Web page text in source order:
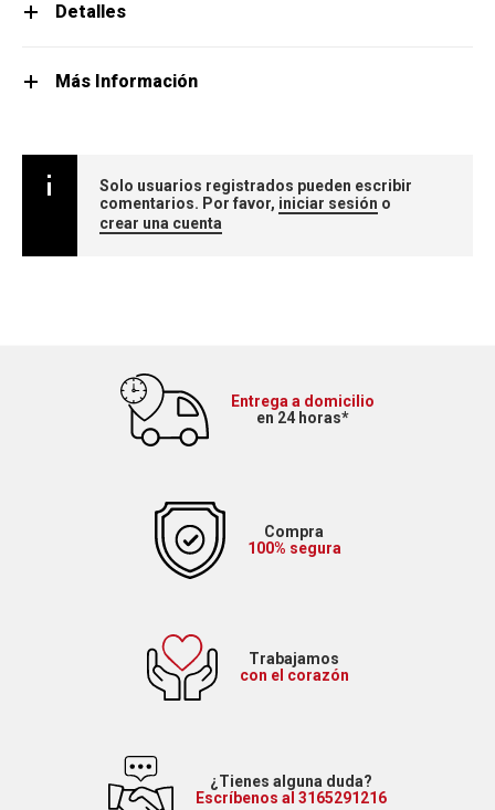
Detalles
Más Información
Solo usuarios registrados pueden escribir
comentarios. Por favor, iniciar sesión o
crear una cuenta
Entrega a domicilio
en 24 horas*
Compra
100% segura
Trabajamos
con el corazón
¿Tienes alguna duda?
Escríbenos al 3165291216